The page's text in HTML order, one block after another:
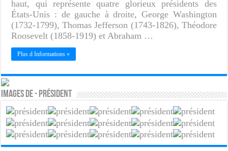
haut, qui représente quatre glorieux présidents des
États-Unis : de gauche à droite, George Washington
(1732-1799), Thomas Jefferson (1743-1826), Théodore
Roosevelt (1858-1919) et Abraham …
Plus d Informations »
Images de - Président